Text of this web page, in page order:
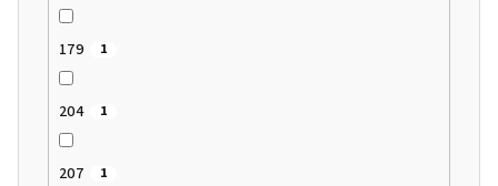
179 1
204 1
207 1